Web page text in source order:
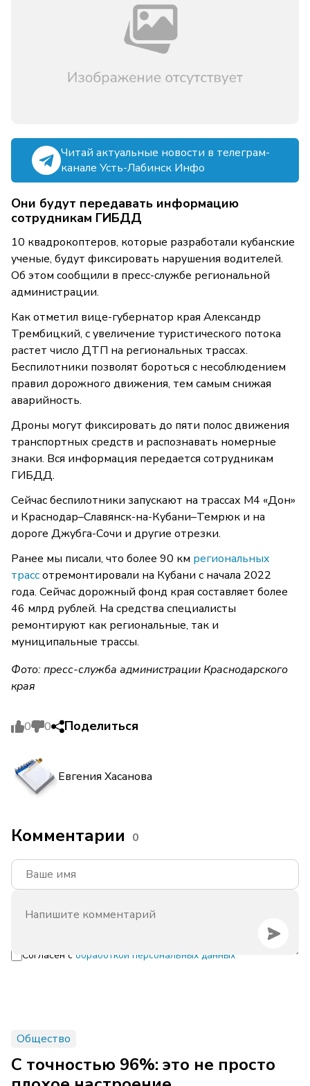
Читай актуальные новости в телеграм-
канале Усть-Лабинск Инфо
Они будут передавать информацию
сотрудникам ГИБДД
10 квадрокоптеров, которые разработали кубанские
ученые, будут фиксировать нарушения водителей.
Об этом сообщили в пресс-службе региональной
администрации.
Как отметил вице-губернатор края Александр
Трембицкий, с увеличение туристического потока
растет число ДТП на региональных трассах.
Беспилотники позволят бороться с несоблюдением
правил дорожного движения, тем самым снижая
аварийность.
Дроны могут фиксировать до пяти полос движения
транспортных средств и распознавать номерные
знаки. Вся информация передается сотрудникам
ГИБДД.
Сейчас беспилотники запускают на трассах М4 «Дон»
и Краснодар–Славянск-на-Кубани–Темрюк и на
дороге Джубга-Сочи и другие отрезки.
Ранее мы писали, что более 90 км региональных
трассотремонтировали на Кубани с начала 2022
года. Сейчас дорожный фонд края составляет более
46 млрд рублей. На средства специалисты
ремонтируют как региональные, так и
муниципальные трассы.
Фото: пресс-служба администрации Краснодарского
края
0 0 Поделиться
Евгения Хасанова
Комментарии 0
Согласен с обработкой персональных данных
Общество
С точностью 96%: это не просто